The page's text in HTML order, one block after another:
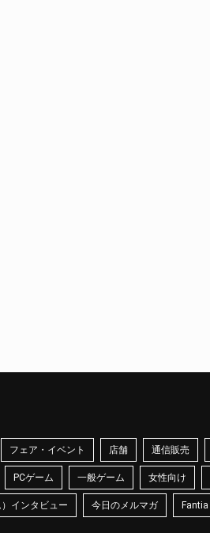
フェア・イベント 店舗 通信販売
PCゲーム 一般ゲーム 女性向け
インタビュー 今日のメルマガ Fantia